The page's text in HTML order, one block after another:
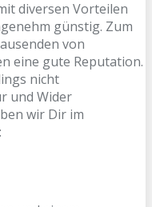
diversen Vorteilen
günstig. Zum
von
eine gute Reputation.
nicht
und Wider
wir Dir im